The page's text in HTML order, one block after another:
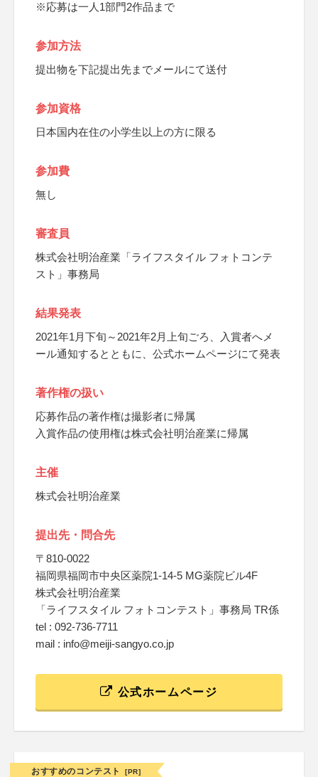
※応募は一人1部門2作品まで
参加方法
提出物を下記提出先までメールにて送付
参加資格
日本国内在住の小学生以上の方に限る
参加費
無し
審査員
株式会社明治産業「ライフスタイル フォトコンテ
スト」事務局
結果発表
2021年1月下旬～2021年2月上旬ごろ、入賞者へメ
ール通知するとともに、公式ホームページにて発表
著作権の扱い
応募作品の著作権は撮影者に帰属
入賞作品の使用権は株式会社明治産業に帰属
主催
株式会社明治産業
提出先・問合先
〒810-0022
福岡県福岡市中央区薬院1-14-5 MG薬院ビル4F
株式会社明治産業
「ライフスタイル フォトコンテスト」事務局 TR係
tel : 092-736-7711
mail : info@meiji-sangyo.co.jp
公式ホームページ
おすすめのコンテスト [PR]